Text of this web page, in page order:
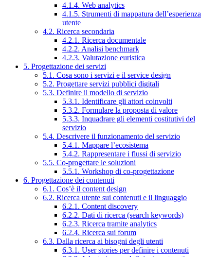
4.1.4. Web analytics
4.1.5. Strumenti di mappatura dell’esperienza
utente
4.2. Ricerca secondaria
4.2.1. Ricerca documentale
4.2.2. Analisi benchmark
4.2.3. Valutazione euristica
5. Progettazione dei servizi
5.1. Cosa sono i servizi e il service design
5.2. Progettare servizi pubblici digitali
5.3. Definire il modello di servizio
5.3.1. Identificare gli attori coinvolti
5.3.2. Formulare la proposta di valore
5.3.3. Inquadrare gli elementi costitutivi del
servizio
5.4. Descrivere il funzionamento del servizio
5.4.1. Mappare l’ecosistema
5.4.2. Rappresentare i flussi di servizio
5.5. Co-progettare le soluzioni
5.5.1. Workshop di co-progettazione
6. Progettazione dei contenuti
6.1. Cos’è il content design
6.2. Ricerca utente sui contenuti e il linguaggio
6.2.1. Content discovery
6.2.2. Dati di ricerca (search keywords)
6.2.3. Ricerca tramite analytics
6.2.4. Ricerca sui forum
6.3. Dalla ricerca ai bisogni degli utenti
6.3.1. User stories per definire i contenuti